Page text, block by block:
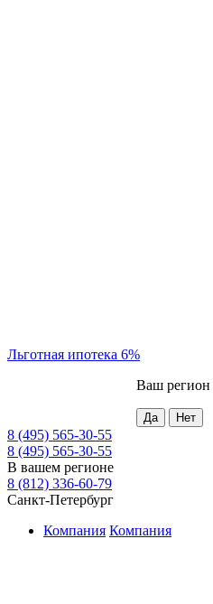
Льготная ипотека 6%
Ваш регион
8 (495) 565-30-55
8 (495) 565-30-55
В вашем регионе
8 (812) 336-60-79
Санкт-Петербург
Компания Компания